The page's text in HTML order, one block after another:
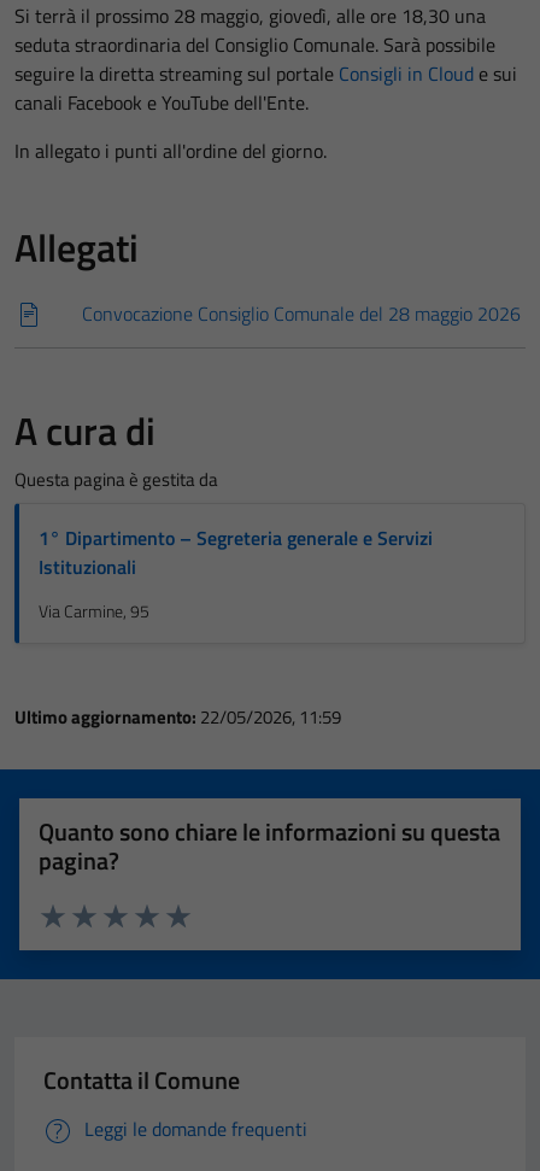
Si terrà il prossimo 28 maggio, giovedì, alle ore 18,30 una
seduta straordinaria del Consiglio Comunale. Sarà possibile
seguire la diretta streaming sul portale Consigli in Cloud e sui
canali Facebook e YouTube dell'Ente.
In allegato i punti all'ordine del giorno.
Allegati
Convocazione Consiglio Comunale del 28 maggio 2026
A cura di
Questa pagina è gestita da
1° Dipartimento – Segreteria generale e Servizi
Istituzionali
Via Carmine, 95
Ultimo aggiornamento: 22/05/2026, 11:59
Quanto sono chiare le informazioni su questa
pagina?
Valuta 5 stelle su 5
Valuta 4 stelle su 5
Valuta 3 stelle su 5
Valuta 2 stelle su 5
Valuta 1 stelle su 5
Contatta il Comune
Leggi le domande frequenti